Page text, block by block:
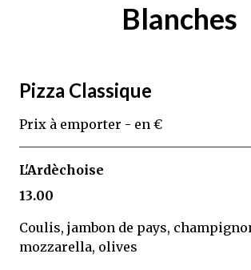
0
1
Blanches
Pizza Classique
Prix à emporter - en €
L'Ardèchoise
13.00
Coulis, jambon de pays,
mozzarella, olives